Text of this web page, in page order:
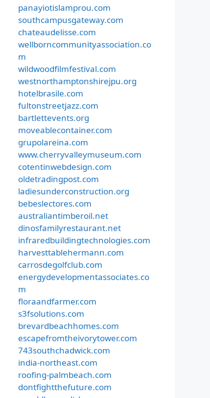
panayiotislamprou.com
southcampusgateway.com
chateaudelisse.com
wellborncommunityassociation.co
m
wildwoodfilmfestival.com
westnorthamptonshirejpu.org
hotelbrasile.com
fultonstreetjazz.com
bartlettevents.org
moveablecontainer.com
grupolareina.com
www.cherryvalleymuseum.com
cotentinwebdesign.com
oldetradingpost.com
ladiesunderconstruction.org
bebeslectores.com
australiantimberoil.net
dinosfamilyrestaurant.net
infraredbuildingtechnologies.com
harvesttablehermann.com
carrosdegolfclub.com
energydevelopmentassociates.co
m
floraandfarmer.com
s3fsolutions.com
brevardbeachhomes.com
escapefromtheivorytower.com
743southchadwick.com
india-northeast.com
roofing-palmbeach.com
dontfightthefuture.com